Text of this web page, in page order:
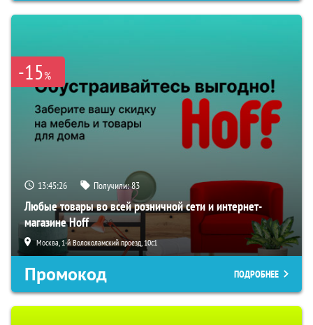
-15%
13:45:25 Получили:83
Любые товары во всей розничной сети и интернет-
магазине Hoff
Москва, 1-й Волоколамский проезд, 10с1
Промокод ПОДРОБНЕЕ